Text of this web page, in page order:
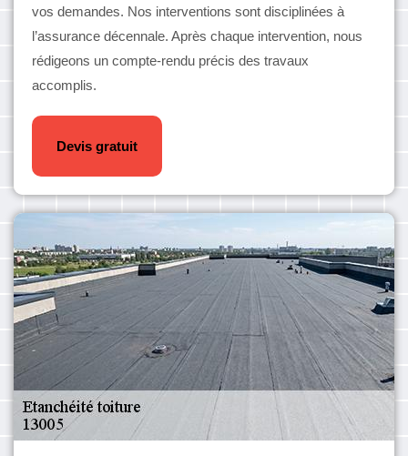
vos demandes. Nos interventions sont disciplinées à
l’assurance décennale. Après chaque intervention, nous
rédigeons un compte-rendu précis des travaux
accomplis.
Devis gratuit